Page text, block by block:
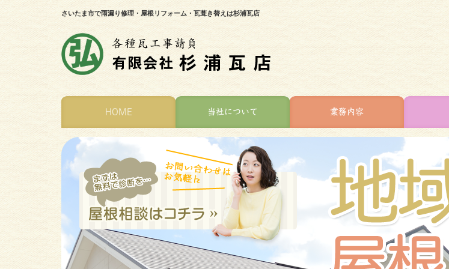
さいたま市で雨漏り修理・屋根リフォーム・瓦葺き替えは杉浦瓦店
HOME 当社について 業務内容